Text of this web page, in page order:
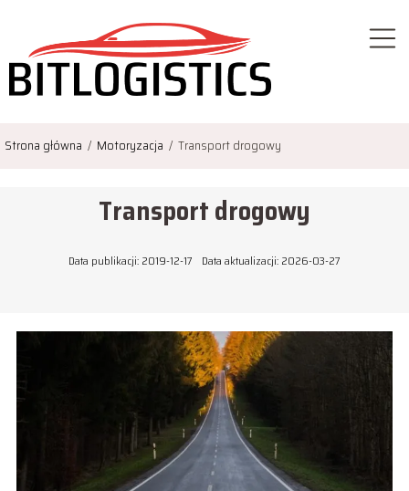
Strona główna / Motoryzacja / Transport drogowy
Transport drogowy
Data publikacji: 2019-12-17 Data aktualizacji: 2026-03-27